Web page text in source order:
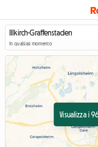
In qualsiasi momento
Visualizza i